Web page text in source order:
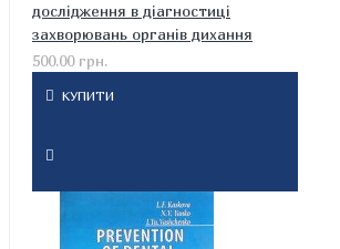
дослідження в діагностиці
захворювань органів дихання
500.00 грн.
КУПИТИ